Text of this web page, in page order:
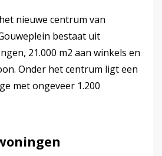
nieuwe centrum van
bestaat uit
21.000 m2 aan winkels en
Onder het centrum ligt een
met ongeveer 1.200